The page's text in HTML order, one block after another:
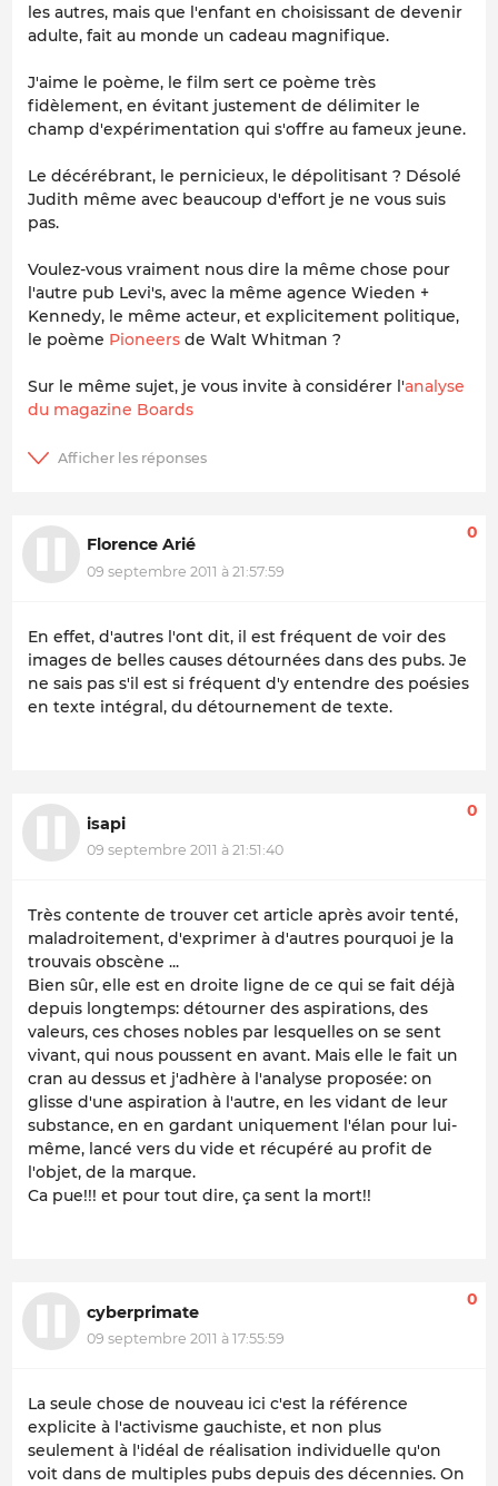
les autres, mais que l'enfant en choisissant de devenir
adulte, fait au monde un cadeau magnifique.
J'aime le poème, le film sert ce poème très
fidèlement, en évitant justement de délimiter le
champ d'expérimentation qui s'offre au fameux jeune.
Le décérébrant, le pernicieux, le dépolitisant ? Désolé
Judith même avec beaucoup d'effort je ne vous suis
pas.
Voulez-vous vraiment nous dire la même chose pour
l'autre pub Levi's, avec la même agence Wieden +
Kennedy, le même acteur, et explicitement politique,
le poème Pioneers de Walt Whitman ?
Sur le même sujet, je vous invite à considérer l'analyse
du magazine Boards
Florence Arié
09 septembre 2011 à 21:57:59
0
En effet, d'autres l'ont dit, il est fréquent de voir des
images de belles causes détournées dans des pubs. Je
ne sais pas s'il est si fréquent d'y entendre des poésies
en texte intégral, du détournement de texte.
isapi
09 septembre 2011 à 21:51:40
0
Très contente de trouver cet article après avoir tenté,
maladroitement, d'exprimer à d'autres pourquoi je la
trouvais obscène ...
Bien sûr, elle est en droite ligne de ce qui se fait déjà
depuis longtemps: détourner des aspirations, des
valeurs, ces choses nobles par lesquelles on se sent
vivant, qui nous poussent en avant. Mais elle le fait un
cran au dessus et j'adhère à l'analyse proposée: on
glisse d'une aspiration à l'autre, en les vidant de leur
substance, en en gardant uniquement l'élan pour lui-
même, lancé vers du vide et récupéré au profit de
l'objet, de la marque.
Ca pue!!! et pour tout dire, ça sent la mort!!
cyberprimate
09 septembre 2011 à 17:55:59
0
La seule chose de nouveau ici c'est la référence
explicite à l'activisme gauchiste, et non plus
seulement à l'idéal de réalisation individuelle qu'on
voit dans de multiples pubs depuis des décennies. On